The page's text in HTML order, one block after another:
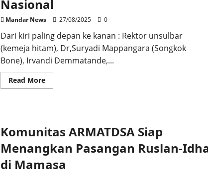
Migas
Sulbar
Nasional
Mandar News 27/08/2025 0
Dari kiri paling depan ke kanan : Rektor unsulbar
(kemeja hitam), Dr,Suryadi Mappangara (Songkok
Bone), Irvandi Demmatande,...
Read MoreRead
more
sebagai
Pahlawan
Nasional
Komunitas ARMATDSA Siap
Menangkan Pasangan Ruslan-
di Mamasa